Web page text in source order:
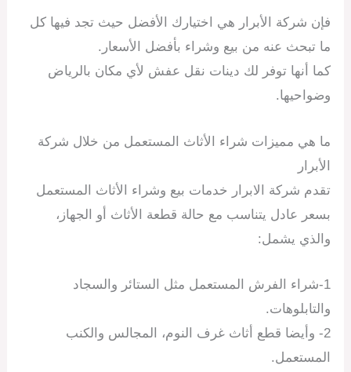
فإن شركة الأبرار هي اختيارك الأفضل حيث تجد فيها كل
ما تبحث عنه من بيع وشراء بأفضل الأسعار.
كما أنها توفر لك دينات نقل عفش لأي مكان بالرياض
وضواحيها.
ما هي مميزات شراء الأثاث المستعمل من خلال شركة
الأبرار
تقدم شركة الابرار خدمات بيع وشراء الأثاث المستعمل
بسعر عادل يتناسب مع حالة قطعة الأثاث أو الجهاز،
والذي يشمل:
1-شراء الفرش المستعمل مثل الستائر والسجاد
والتابلوهات.
2- وأيضا قطع أثاث غرف النوم، المجالس والكنب
المستعمل.